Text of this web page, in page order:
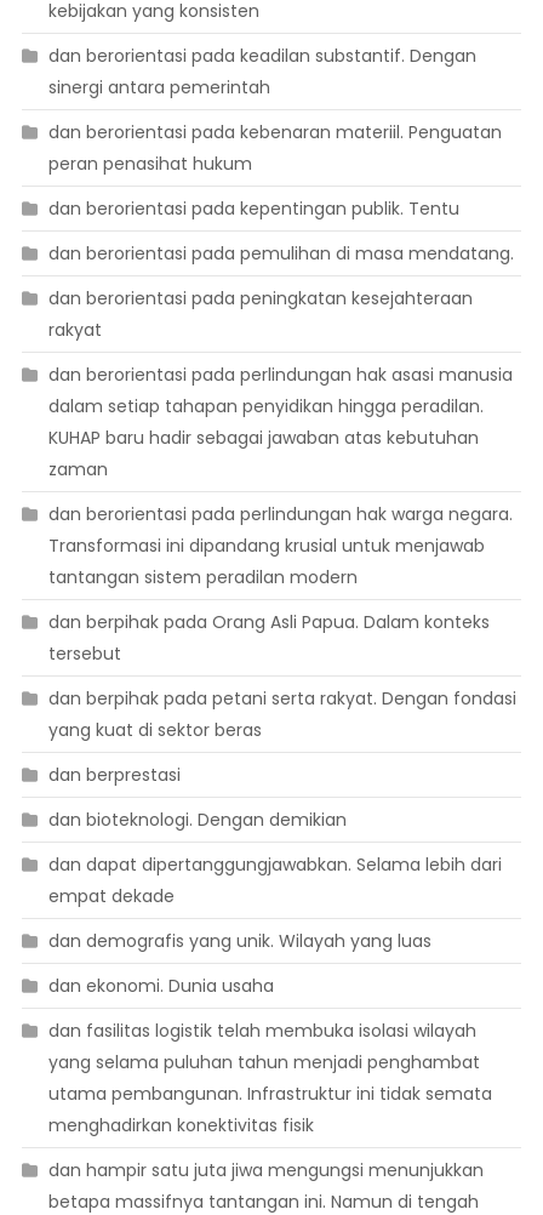
kebijakan yang konsisten
dan berorientasi pada keadilan substantif. Dengan
sinergi antara pemerintah
dan berorientasi pada kebenaran materiil. Penguatan
peran penasihat hukum
dan berorientasi pada kepentingan publik. Tentu
dan berorientasi pada pemulihan di masa mendatang.
dan berorientasi pada peningkatan kesejahteraan
rakyat
dan berorientasi pada perlindungan hak asasi manusia
dalam setiap tahapan penyidikan hingga peradilan.
KUHAP baru hadir sebagai jawaban atas kebutuhan
zaman
dan berorientasi pada perlindungan hak warga negara.
Transformasi ini dipandang krusial untuk menjawab
tantangan sistem peradilan modern
dan berpihak pada Orang Asli Papua. Dalam konteks
tersebut
dan berpihak pada petani serta rakyat. Dengan fondasi
yang kuat di sektor beras
dan berprestasi
dan bioteknologi. Dengan demikian
dan dapat dipertanggungjawabkan. Selama lebih dari
empat dekade
dan demografis yang unik. Wilayah yang luas
dan ekonomi. Dunia usaha
dan fasilitas logistik telah membuka isolasi wilayah
yang selama puluhan tahun menjadi penghambat
utama pembangunan. Infrastruktur ini tidak semata
menghadirkan konektivitas fisik
dan hampir satu juta jiwa mengungsi menunjukkan
betapa massifnya tantangan ini. Namun di tengah